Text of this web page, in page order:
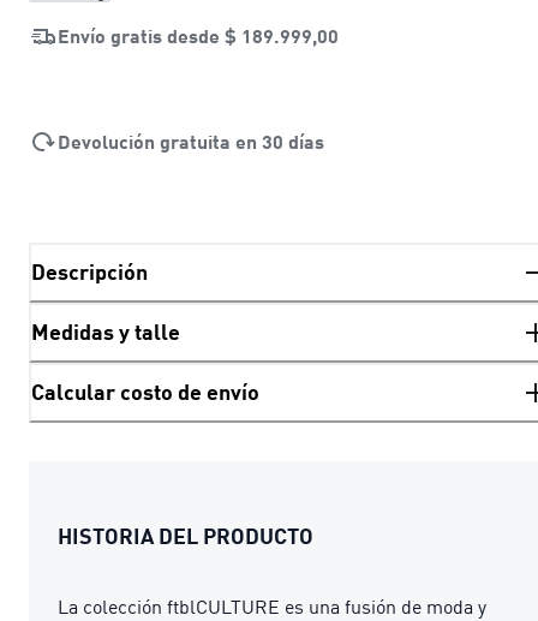
Envío gratis desde $ 189.999,00
Devolución gratuita en 30 días
Descripción
Medidas y talle
Calcular costo de envío
HISTORIA DEL PRODUCTO
La colección ftblCULTURE es una fusión de moda y